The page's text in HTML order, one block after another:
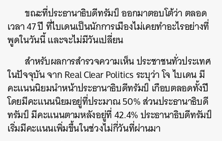
ขณะที่ประธานาธิบดีทรัมป์ ออกมาตอบโต้ว่า ตลอด
เวลา 47 ปี ที่ไบเดนเป็นนักการเมืองไม่เคยทำอะไรอย่างที่
พูดในวันนี้ และจะไม่มีวันเปลี่ยน
สำหรับผลการสำรวจความเห็น ประชาชนทั่วประเทศ
ในปัจจุบัน จาก Real Clear Politics ระบุว่า โจ ไบเดน มี
คะแนนนิยมนำหน้าประธานาธิบดีทรัมป์ เกือบตลอดทั้งปี
โดยมีคะแนนนิยมอยู่ที่ประมาณ 50% ส่วนประธานาธิบดี
ทรัมป์ มีคะแนนตามหลังอยู่ที่ 42.4% ประธานาธิบดีทรัมป์
เริ่มมีคะแนนเพิ่มขึ้นในช่วงไม่กี่วันที่ผ่านมา
ค้นหา
SHARE TWEET LINE